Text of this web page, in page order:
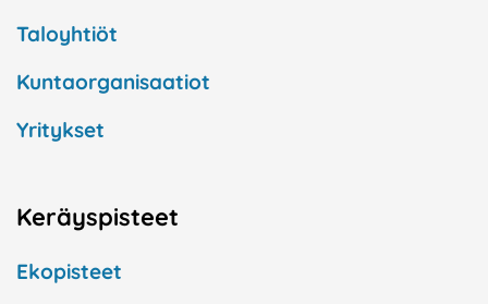
Taloyhtiöt
Kuntaorganisaatiot
Yritykset
Keräyspisteet
Ekopisteet